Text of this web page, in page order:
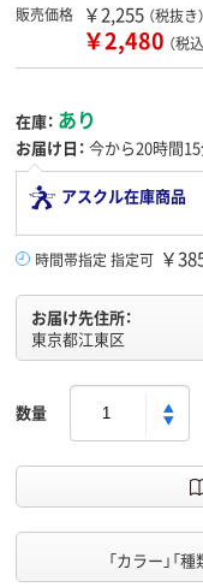
販売価格 ￥2,255 （税抜き）
￥2,480 （税込
在庫： あり
お届け日： 今から20時間
アスクル在庫商品
時間帯指定 指定可 ￥
お届け先住所：
東京都江東区
数量
「カラー」「